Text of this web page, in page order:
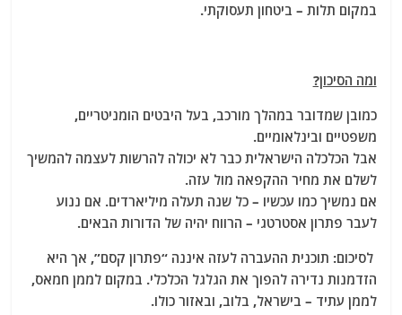
במקום תלות – ביטחון תעסוקתי.
ומה הסיכון?
כמובן שמדובר במהלך מורכב, בעל היבטים הומניטריים,
משפטיים ובינלאומיים.
אבל הכלכלה הישראלית כבר לא יכולה להרשות לעצמה להמשיך
לשלם את מחיר ההקפאה מול עזה.
אם נמשיך כמו עכשיו – כל שנה תעלה מיליארדים. אם ננוע
לעבר פתרון אסטרטגי – הרווח יהיה של הדורות הבאים.
לסיכום: תוכנית ההעברה לעזה איננה “פתרון קסם”, אך היא
הזדמנות נדירה להפוך את הגלגל הכלכלי. במקום לממן חמאס,
לממן עתיד – בישראל, בלוב, ובאזור כולו.